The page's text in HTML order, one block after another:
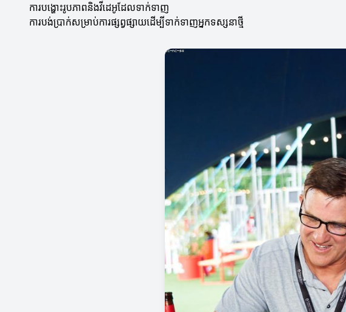
ការបង្ហោះរូបភាពនិងវីដេអូដែលទាក់ទាញ
ការបង់ប្រាក់សម្រាប់ការផ្សព្វផ្សាយដើម្បីទាក់ទាញអ្នកទស្សនាថ្មី